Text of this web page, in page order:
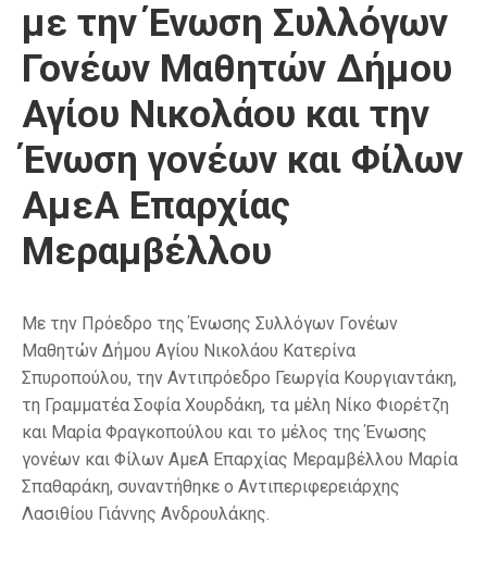
με την Ένωση Συλλόγων
Γονέων Μαθητών Δήμου
Αγίου Νικολάου και την
Ένωση γονέων και Φίλων
ΑμεΑ Επαρχίας
Μεραμβέλλου
Με την Πρόεδρο της Ένωσης Συλλόγων Γονέων
Μαθητών Δήμου Αγίου Νικολάου Κατερίνα
Σπυροπούλου, την Αντιπρόεδρο Γεωργία Κουργιαντάκη,
τη Γραμματέα Σοφία Χουρδάκη, τα μέλη Νίκο Φιορέτζη
και Μαρία Φραγκοπούλου και το μέλος της Ένωσης
γονέων και Φίλων ΑμεΑ Επαρχίας Μεραμβέλλου Μαρία
Σπαθαράκη, συναντήθηκε ο Αντιπεριφερειάρχης
Λασιθίου Γιάννης Ανδρουλάκης.